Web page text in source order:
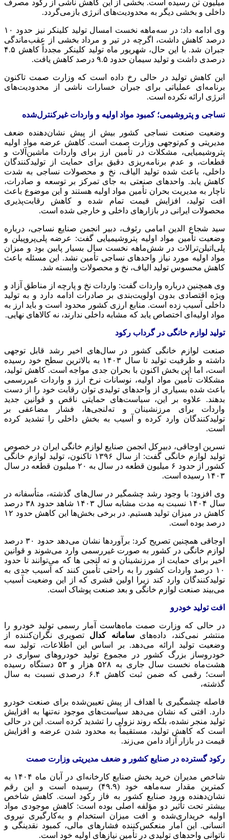
میلیون تن رسیده است. بخشی از این کاهش ناشی از رکود مصرف
داخلی و بخشی دیگر به محدودیت‌های انرژی بازمی‌گردد.
وی ادامه داد: در سه‌ماهه نخست امسال تولید کلینکر
نیز حدود ۱۰
درصد کاهش داشت، اگرچه در تیر و مرداد بخشی از عقب‌ماندگی
جبران شد. با این حال، شهریور ماه تولید کلینکر
مجدداً کاهش ۴.۵
درصدی داشت و تولید سیمان حدود ۹.۵ درصد کاهش یافت.
این کاهش تولید در حالی رخ داده است که وزارت صمت تاکنون
برنامه‌ای عملیاتی برای جبران خسارات ناشی از محدودیت‌های
انرژی ارائه نکرده است.
نساجی و پتروشیمی؛ کمبود مواد اولیه و وارداتغیرکنترل‌شده
وضعیت صنعت نساجی کشور بیش از پیش نشان‌دهنده ضعف
مدیریتی و کم‌توجهی وزارت صمت است. کاهش عرضه مواد اولیه
پتروشیمیایی، مشکلات در تأمین ارز برای واردات ماشین‌آلات و
قطعات، و عدم برنامه‌ریزی دقیق برای حمایت از تولیدکنندگان
داخلی، باعث شده تولید الیاف، نخ و محصولات نساجی به شدت
کاهش یابد. واحدهای صنعتی به جای تمرکز بر توسعه و صادرات،
ناچار به مدیریت بحران تأمین مواد اولیه هستند و این موضوع باعث
افت تولید، افزایش قیمت تمام شده و کاهش رقابت‌پذیری
محصولات ایرانی در بازارهای داخلی و خارجی شده است.
سید شجاع الدین امامی رئوف، دبیر انجمن صنایع نساجی، درباره
وضعیت تأمین مواد اولیه پتروشیمیایی گفت: عرضه پلی‌پروپیلن و
پلی‌اتیلن‌ترالات در شش‌ماهه نخست سال بسیار پایین بود و میزان
مواد اولیه مورد نیاز واحدهای نساجی تأمین نشد. این مسئله باعث
کاهش محسوس تولید الیاف، نخ و محصولات وابسته شد.
وی همچنین درباره واردات گفت: واردات نخ و پارچه از مناطق آزاد و
ویژه اقتصادی بدون اولویت‌بندی بر صادرات ادامه دارد و به تولید
داخلی آسیب زده است. منابع ارزی کشور محدود است و باید ارز به
مواد اولیه‌ای اختصاص یابد که مشابه داخلی ندارند، نه کالاهای نهایی.
تولید لوازم خانگی در گرداب رکود
صنعت لوازم خانگی کشور در سال‌های اخیر رشد قابل توجهی
داشته و ظرفیت تولید تا سال ۱۴۰۳ به بالاترین سطح خود رسیده
است، اما این بخش اکنون با بحران جدی مواجه است. کاهش تولید،
مشکلات تأمین مواد اولیه، نوسانات نرخ ارز و واردات غیررسمی
باعث شده بسیاری از واحدهای تولیدی توان رقابت خود را از دست
بدهند. علاوه بر این، سیاست‌های حمایتی ناقص و قوانین جدید
واردات برای مرزنشینان و ته‌لنجی‌ها، فشار مضاعفی بر
تولیدکنندگان وارد کرده و آسیب به بخش داخلی را تشدید کرده
است.
نسرین اوجاقی، دبیرکل انجمن صنایع لوازم خانگی ایران در خصوص
تولید لوازم خانگی گفت: از سال ۱۳۹۶ تاکنون، تولید لوازم خانگی
کشور از حدود ۶ میلیون قطعه در سال به ۲۰ میلیون قطعه در سال
۱۴۰۳ رسیده است.
وی افزود: با وجود رشد چشمگیر در سال‌های گذشته، متأسفانه در
سال ۱۴۰۴ نسبت به مدت مشابه سال ۱۴۰۳ شاهد حدود ۳۸ درصد
کاهش در میزان تولید هستیم. در برخی بخش‌ها این کاهش حدود ۱۲
درصد بوده است.
اوجاقی همچنین تصریح کرد: برآوردها نشان می‌دهد حدود ۳۰ درصد
لوازم خانگی در کشور به صورت غیررسمی وارد می‌شوند و قوانین
اخیر برای حمایت از مرزنشینان و ته لنجی ها که می‌توانند تا حدود
۱۰ درصد واردات کشور را به راحتی تأمین کنند که آسیب جدی به
تولیدکنندگان وارد کند زیرا اولین قشری که از این وضعیت آسیب
می‌بیند صنعت لوازم خانگی و بعد صنعت پوشاک است.
افت تولید خودرو
در حالی که وزارت صمت ماه‌هاست آمار رسمی تولید خودرو را
منتشر نمی‌کند، داده‌های سامانهکدال تصویری نگران‌کننده از
وضعیت تولید ارائه می‌دهد. بر اساس این اطلاعات، تولید سه
خودروساز بزرگ کشور در مجموع تولید خودروهای سواری در
هشت‌ماه نخست سال جاری به ۵۲۸ هزار و ۵۳ دستگاه رسیده
است؛ رقمی که ضمن ثبت کاهش ۶.۴ درصدی نسبت به سال
گذشته،
فاصله چشمگیری با اهداف از پیش تعیین‌شده برای صنعت خودرو
دارد.
افتی که نشان می‌دهد سیاست‌های موجود نه‌تنها به افزایش
تولید منجر نشده، بلکه روند نزولی را تشدید کرده است. این در حالی
است که کاهش تولید، مستقیماً به محدود شدن عرضه و افزایش
قیمت در بازار آزاد دامن می‌زند.
رکود گسترده در صنایع کشور و ضعف مدیریتی وزارت صمت
شاخص مدیران خرید بخش صنایع کارخانه‌ای در آبان ماه ۱۴۰۴ به
کمترین مقدار سه‌ماهه خود (۴۹.۹) رسیده است و این رقم
نشان‌دهنده ورود صنایع کشور به فاز رکود است. کاهش شاخص
بیشتر تحت تأثیر دو مؤلفه اصلی بوده است: کاهش موجودی مواد
اولیه خریداری‌شده و افت میزان استخدام و به‌کارگیری نیروی
انسانی. این آمار منعکس‌کننده فشارهای مالی، کمبود نقدینگی و
ناتوانی واحدهای تولیدی در تأمین نیازهای اولیه خود است.